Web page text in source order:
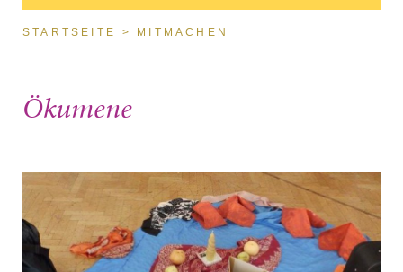
Sie sind hier
STARTSEITE MITMACHEN
Ökumene